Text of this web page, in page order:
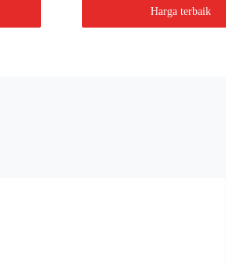
Harga terbaik